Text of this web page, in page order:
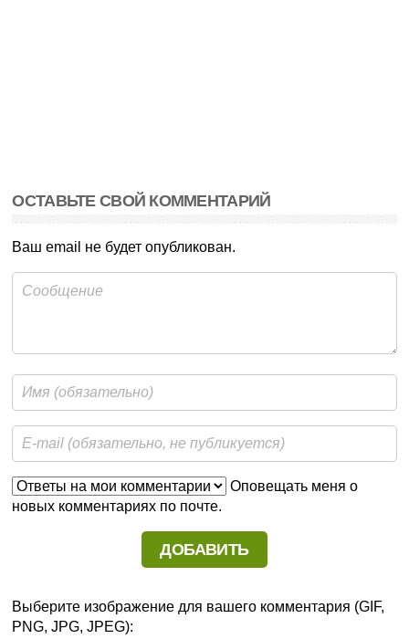
ОСТАВЬТЕ СВОЙ КОММЕНТАРИЙ
Ваш email не будет опубликован.
Оповещать меня о
новых комментариях по почте.
Выберите изображение для вашего комментария (GIF,
PNG, JPG, JPEG):